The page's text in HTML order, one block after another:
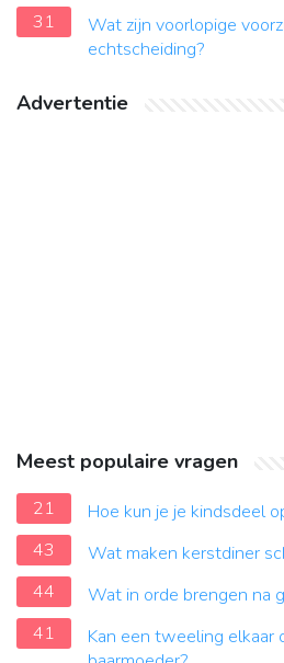
31
Wat zijn voorlopige
echtscheiding?
Advertentie
Meest populaire vragen
21
Hoe kun je je kindsdeel
43
Wat maken kerstdiner
44
Wat in orde brengen na
41
Kan een tweeling elkaar